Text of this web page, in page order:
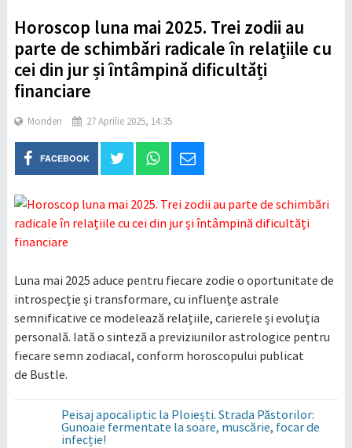
Horoscop luna mai 2025. Trei zodii au
parte de schimbări radicale în relațiile cu
cei din jur și întâmpină dificultăți
financiare
Monden 27 Aprilie 2025, 14:35
FACEBOOK
Luna mai 2025 aduce pentru fiecare zodie o oportunitate de
introspecție și transformare, cu influențe astrale
semnificative ce modelează relațiile, carierele și evoluția
personală. Iată o sinteză a previziunilor astrologice pentru
fiecare semn zodiacal, conform horoscopului publicat
de Bustle.​
Peisaj apocaliptic la Ploiești. Strada Păstorilor:
Gunoaie fermentate la soare, muscărie, focar de
infecție!